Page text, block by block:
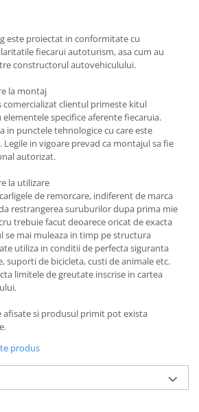
este proiectat in conformitate cu
fiecarui autoturism, asa cum au
constructorul autovehiculului.
la montaj
comercializat clientul primeste kitul
specifice aferente fiecaruia.
in punctele tehnologice cu care este
in vigoare prevad ca montajul sa fie
autorizat.
la utilizare
de remorcare, indiferent de marca
restrangerea suruburilor dupa prima mie
trebuie facut deoarece oricat de exacta
se mai muleaza in timp pe structura
utiliza in conditii de perfecta siguranta
suporti de bicicleta, custi de animale etc.
limitele de greutate inscrise in cartea
afisate si produsul primit pot exista
produs